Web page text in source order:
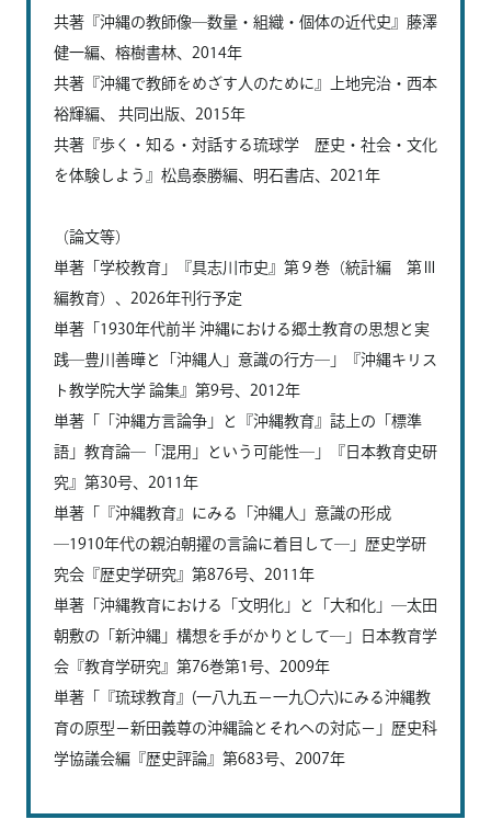
共著『沖縄の教師像―数量・組織・個体の近代史』藤澤
健一編、榕樹書林、2014年
共著『沖縄で教師をめざす人のために』上地完治・西本
裕輝編、 共同出版、2015年
共著『歩く・知る・対話する琉球学 歴史・社会・文化
を体験しよう』松島泰勝編、明石書店、2021年
（論文等）
単著「学校教育」『具志川市史』第９巻（統計編 第Ⅲ
編教育）、2026年刊行予定
単著「1930年代前半 沖縄における郷土教育の思想と実
践―豊川善曄と「沖縄人」意識の行方―」『沖縄キリス
ト教学院大学 論集』第9号、2012年
単著「「沖縄方言論争」と『沖縄教育』誌上の「標準
語」教育論―「混用」という可能性―」『日本教育史研
究』第30号、2011年
単著「『沖縄教育』にみる「沖縄人」意識の形成
―1910年代の親泊朝擢の言論に着目して―」歴史学研
究会『歴史学研究』第876号、2011年
単著「沖縄教育における「文明化」と「大和化」―太田
朝敷の「新沖縄」構想を手がかりとして―」日本教育学
会『教育学研究』第76巻第1号、2009年
単著「『琉球教育』(一八九五－一九〇六)にみる沖縄教
育の原型－新田義尊の沖縄論とそれへの対応－」歴史科
学協議会編『歴史評論』第683号、2007年